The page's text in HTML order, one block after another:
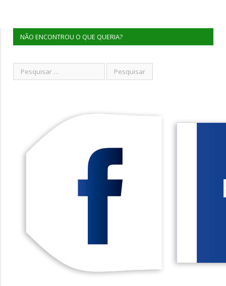
NÃO ENCONTROU O QUE QUERIA?